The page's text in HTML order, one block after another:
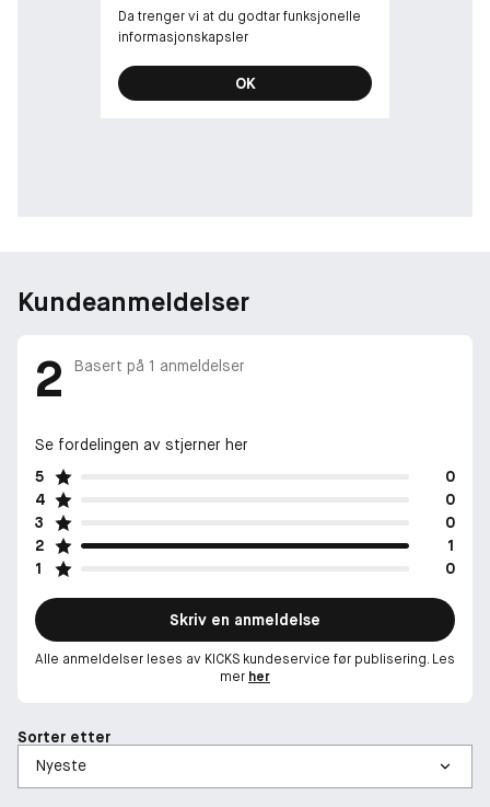
Hjertet stråler av appelsinblomstens friskhet.
Det varme og sensuelle preget av Madagaskar-vanilje
transporterer sansene til en søt og sofistikert destinasjon.
Da trenger vi at du godtar funksjonelle
informasjonskapsler
OK
Kundeanmeldelser
2 Basert på 1 anmeldelser
Se fordelingen av stjerner her
5
0
4
0
3
0
2
1
1
0
Skriv en anmeldelse
Alle anmeldelser leses av KICKS kundeservice før publisering. Les
mer her
Sorter etter